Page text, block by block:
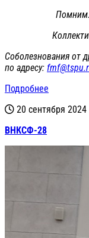
Соболезнования от
по адресу:
Подробнее
20 сентября 2024
ВНКСФ-28